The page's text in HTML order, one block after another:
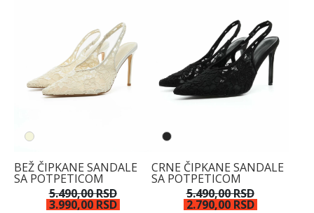
BEŽ ČIPKANE SANDALE
SA POTPETICOM
5.490,00 RSD
3.990,00 RSD
CRNE ČIPKANE SANDALE
SA POTPETICOM
5.490,00 RSD
2.790,00 RSD